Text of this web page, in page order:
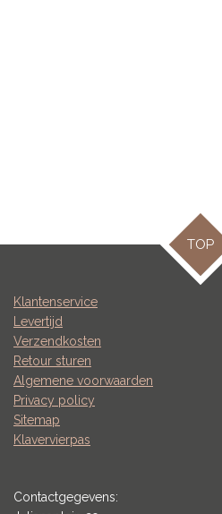
TOP
Klantenservice
Levertijd
Verzendkosten
Retour sturen
Algemene voorwaarden
Privacy policy
Sitemap
Klavervierpas
Contactgegevens: